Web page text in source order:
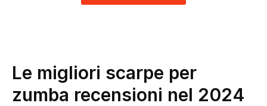
Le migliori scarpe per
zumba recensioni nel 2024